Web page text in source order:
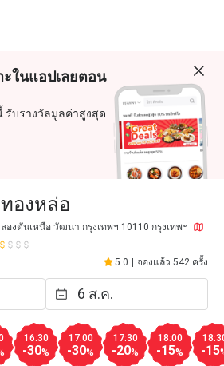
ะในแอปเลยตอน
รับรางวัลมูลค่าสูงสุด
องหล่อ
งตันเหนือ วัฒนา กรุงเทพฯ 10110 กรุงเทพฯ
5.0 จองแล้ว 542 ครั้ง
16:30
-30%
17:00
-30%
17:30
-20%
18:00
-15% -15